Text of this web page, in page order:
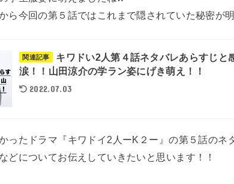
ら今回の第５話ではこれまで隠されていた秘密が
関連記事
キワドい2人第４話ネタバレあらすじと
涙！！山田涼介の学ラン姿にげき萌え！！
2022.07.03
ったドラマ『キワドイ2人ーK２ー』の第５話のネ
どについてお伝えしていきたいと思います！！